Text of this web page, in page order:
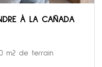
À LA CAÑADA
m2 de terrain